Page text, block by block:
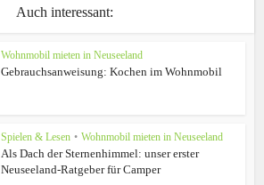
Auch interessant:
Wohnmobil mieten in Neuseeland
Gebrauchsanweisung: Kochen im Wohnmobil
Spielen & Lesen • Wohnmobil mieten in Neuseeland
Als Dach der Sternenhimmel: unser erster
Neuseeland-Ratgeber für Camper